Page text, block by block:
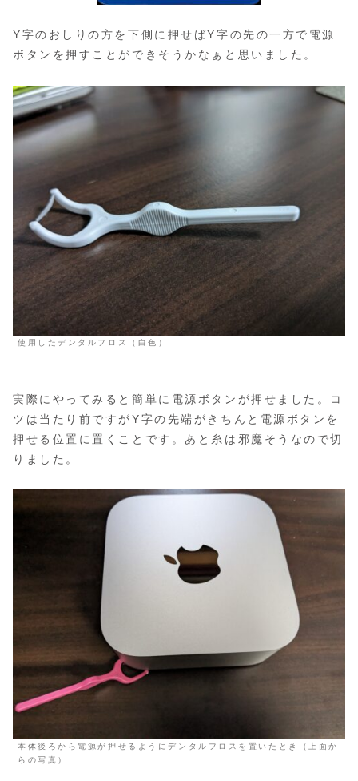
Y字のおしりの方を下側に押せばY字の先の一方で電源
ボタンを押すことができそうかなぁと思いました。
使用したデンタルフロス（白色）
実際にやってみると簡単に電源ボタンが押せました。コ
ツは当たり前ですがY字の先端がきちんと電源ボタンを
押せる位置に置くことです。あと糸は邪魔そうなので切
りました。
本体後ろから電源が押せるようにデンタルフロスを置いたとき（上面か
らの写真）